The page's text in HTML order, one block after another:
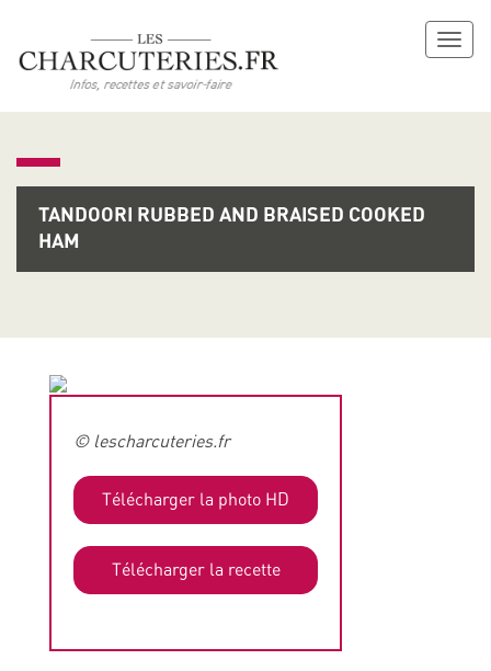
TANDOORI RUBBED AND BRAISED COOKED
HAM
© lescharcuteries.fr
Télécharger la photo HD
Télécharger la recette